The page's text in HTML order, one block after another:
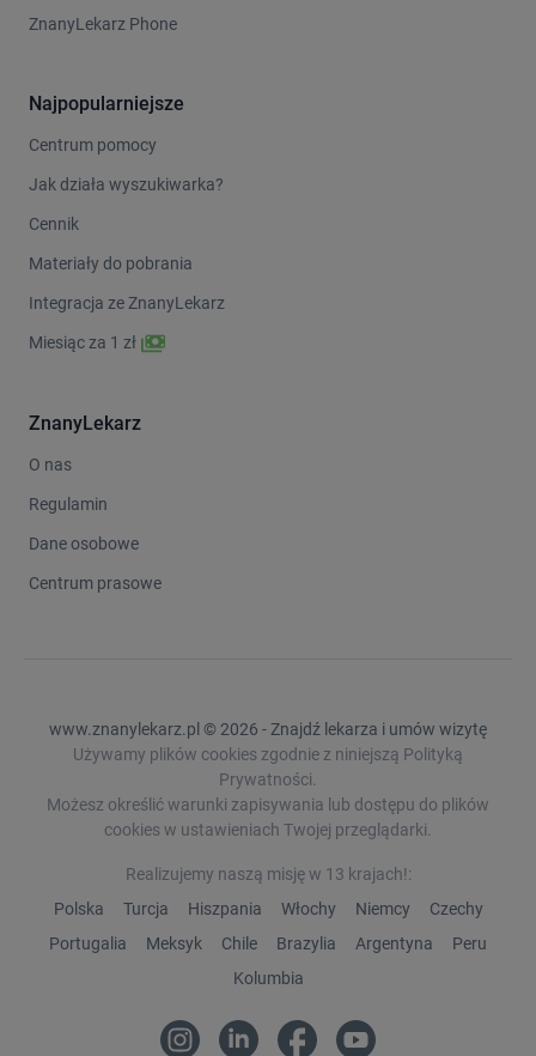
ZnanyLekarz Phone
Najpopularniejsze
Centrum pomocy
Jak działa wyszukiwarka?
Cennik
Materiały do pobrania
Integracja ze ZnanyLekarz
Miesiąc za 1 zł
ZnanyLekarz
O nas
Regulamin
Dane osobowe
Centrum prasowe
www.znanylekarz.pl © 2026 - Znajdź lekarza i umów wizytę
Używamy plików cookies zgodnie z niniejszą Polityką
Prywatności.
Możesz określić warunki zapisywania lub dostępu do plików
cookies w ustawieniach Twojej przeglądarki.
Realizujemy naszą misję w 13 krajach!:
Polska
Turcja Hiszpania Włochy Niemcy
Czechy
Portugalia
Meksyk Chile Brazylia Argentyna
Peru
Kolumbia